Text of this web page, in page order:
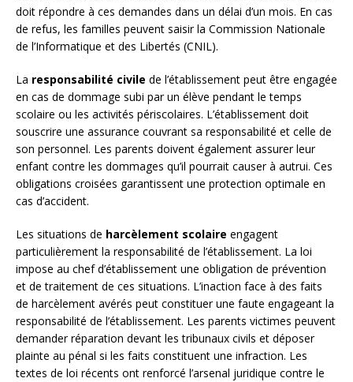
doit répondre à ces demandes dans un délai d’un mois. En cas
de refus, les familles peuvent saisir la Commission Nationale
de l’Informatique et des Libertés (CNIL).
La responsabilité civile de l’établissement peut être engagée
en cas de dommage subi par un élève pendant le temps
scolaire ou les activités périscolaires. L’établissement doit
souscrire une assurance couvrant sa responsabilité et celle de
son personnel. Les parents doivent également assurer leur
enfant contre les dommages qu’il pourrait causer à autrui. Ces
obligations croisées garantissent une protection optimale en
cas d’accident.
Les situations de harcèlement scolaire engagent
particulièrement la responsabilité de l’établissement. La loi
impose au chef d’établissement une obligation de prévention
et de traitement de ces situations. L’inaction face à des faits
de harcèlement avérés peut constituer une faute engageant la
responsabilité de l’établissement. Les parents victimes peuvent
demander réparation devant les tribunaux civils et déposer
plainte au pénal si les faits constituent une infraction. Les
textes de loi récents ont renforcé l’arsenal juridique contre le